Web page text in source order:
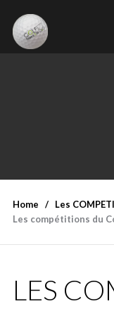
Home Les
Les compétitions du
LES